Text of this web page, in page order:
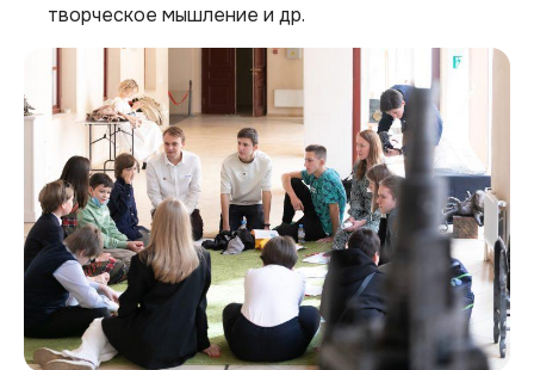
творческое мышление и др.